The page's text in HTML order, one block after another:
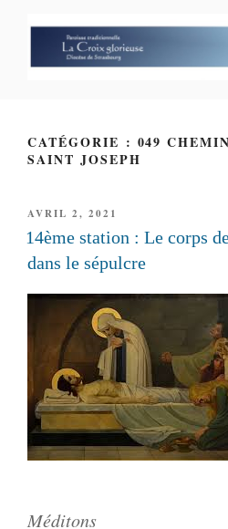
CATÉGORIE : 049
SAINT JOSEPH
PUBLIÉ
LE
AVRIL 2, 2021
14ème station : Le corps
dans le sépulcre
Méditons